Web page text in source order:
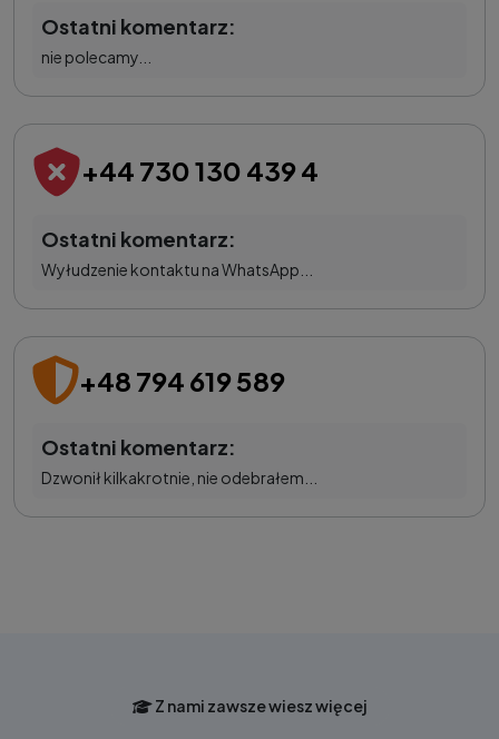
Ostatni komentarz:
nie polecamy...
+44 730 130 439 4
Ostatni komentarz:
Wyłudzenie kontaktu na WhatsApp...
+48 794 619 589
Ostatni komentarz:
Dzwonił kilkakrotnie, nie odebrałem...
Z nami zawsze wiesz więcej